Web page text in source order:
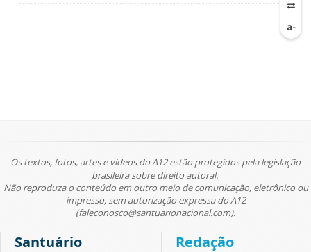
Os textos, fotos, artes e vídeos do A12 estão protegidos pela legislação
brasileira sobre direito autoral.
Não reproduza o conteúdo em outro meio de comunicação, eletrônico ou
impresso, sem autorização expressa do A12
(faleconosco@santuarionacional.com).
Santuário Redação